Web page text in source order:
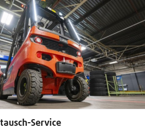
Service